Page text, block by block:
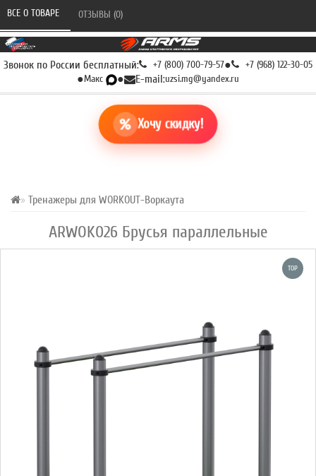
Звонок по России бесплатный: +7 (800) 700-79-57● +7 (968) 122-30-05
●Макс ● E-mail:uzsi.mg@yandex.ru
Хочу скидку!
Тренажеры для WORKOUT-Воркаута
ARWOK026 Брусья параллельные
ВСЕ О ТОВАРЕ ОТЗЫВЫ (0)
TOP